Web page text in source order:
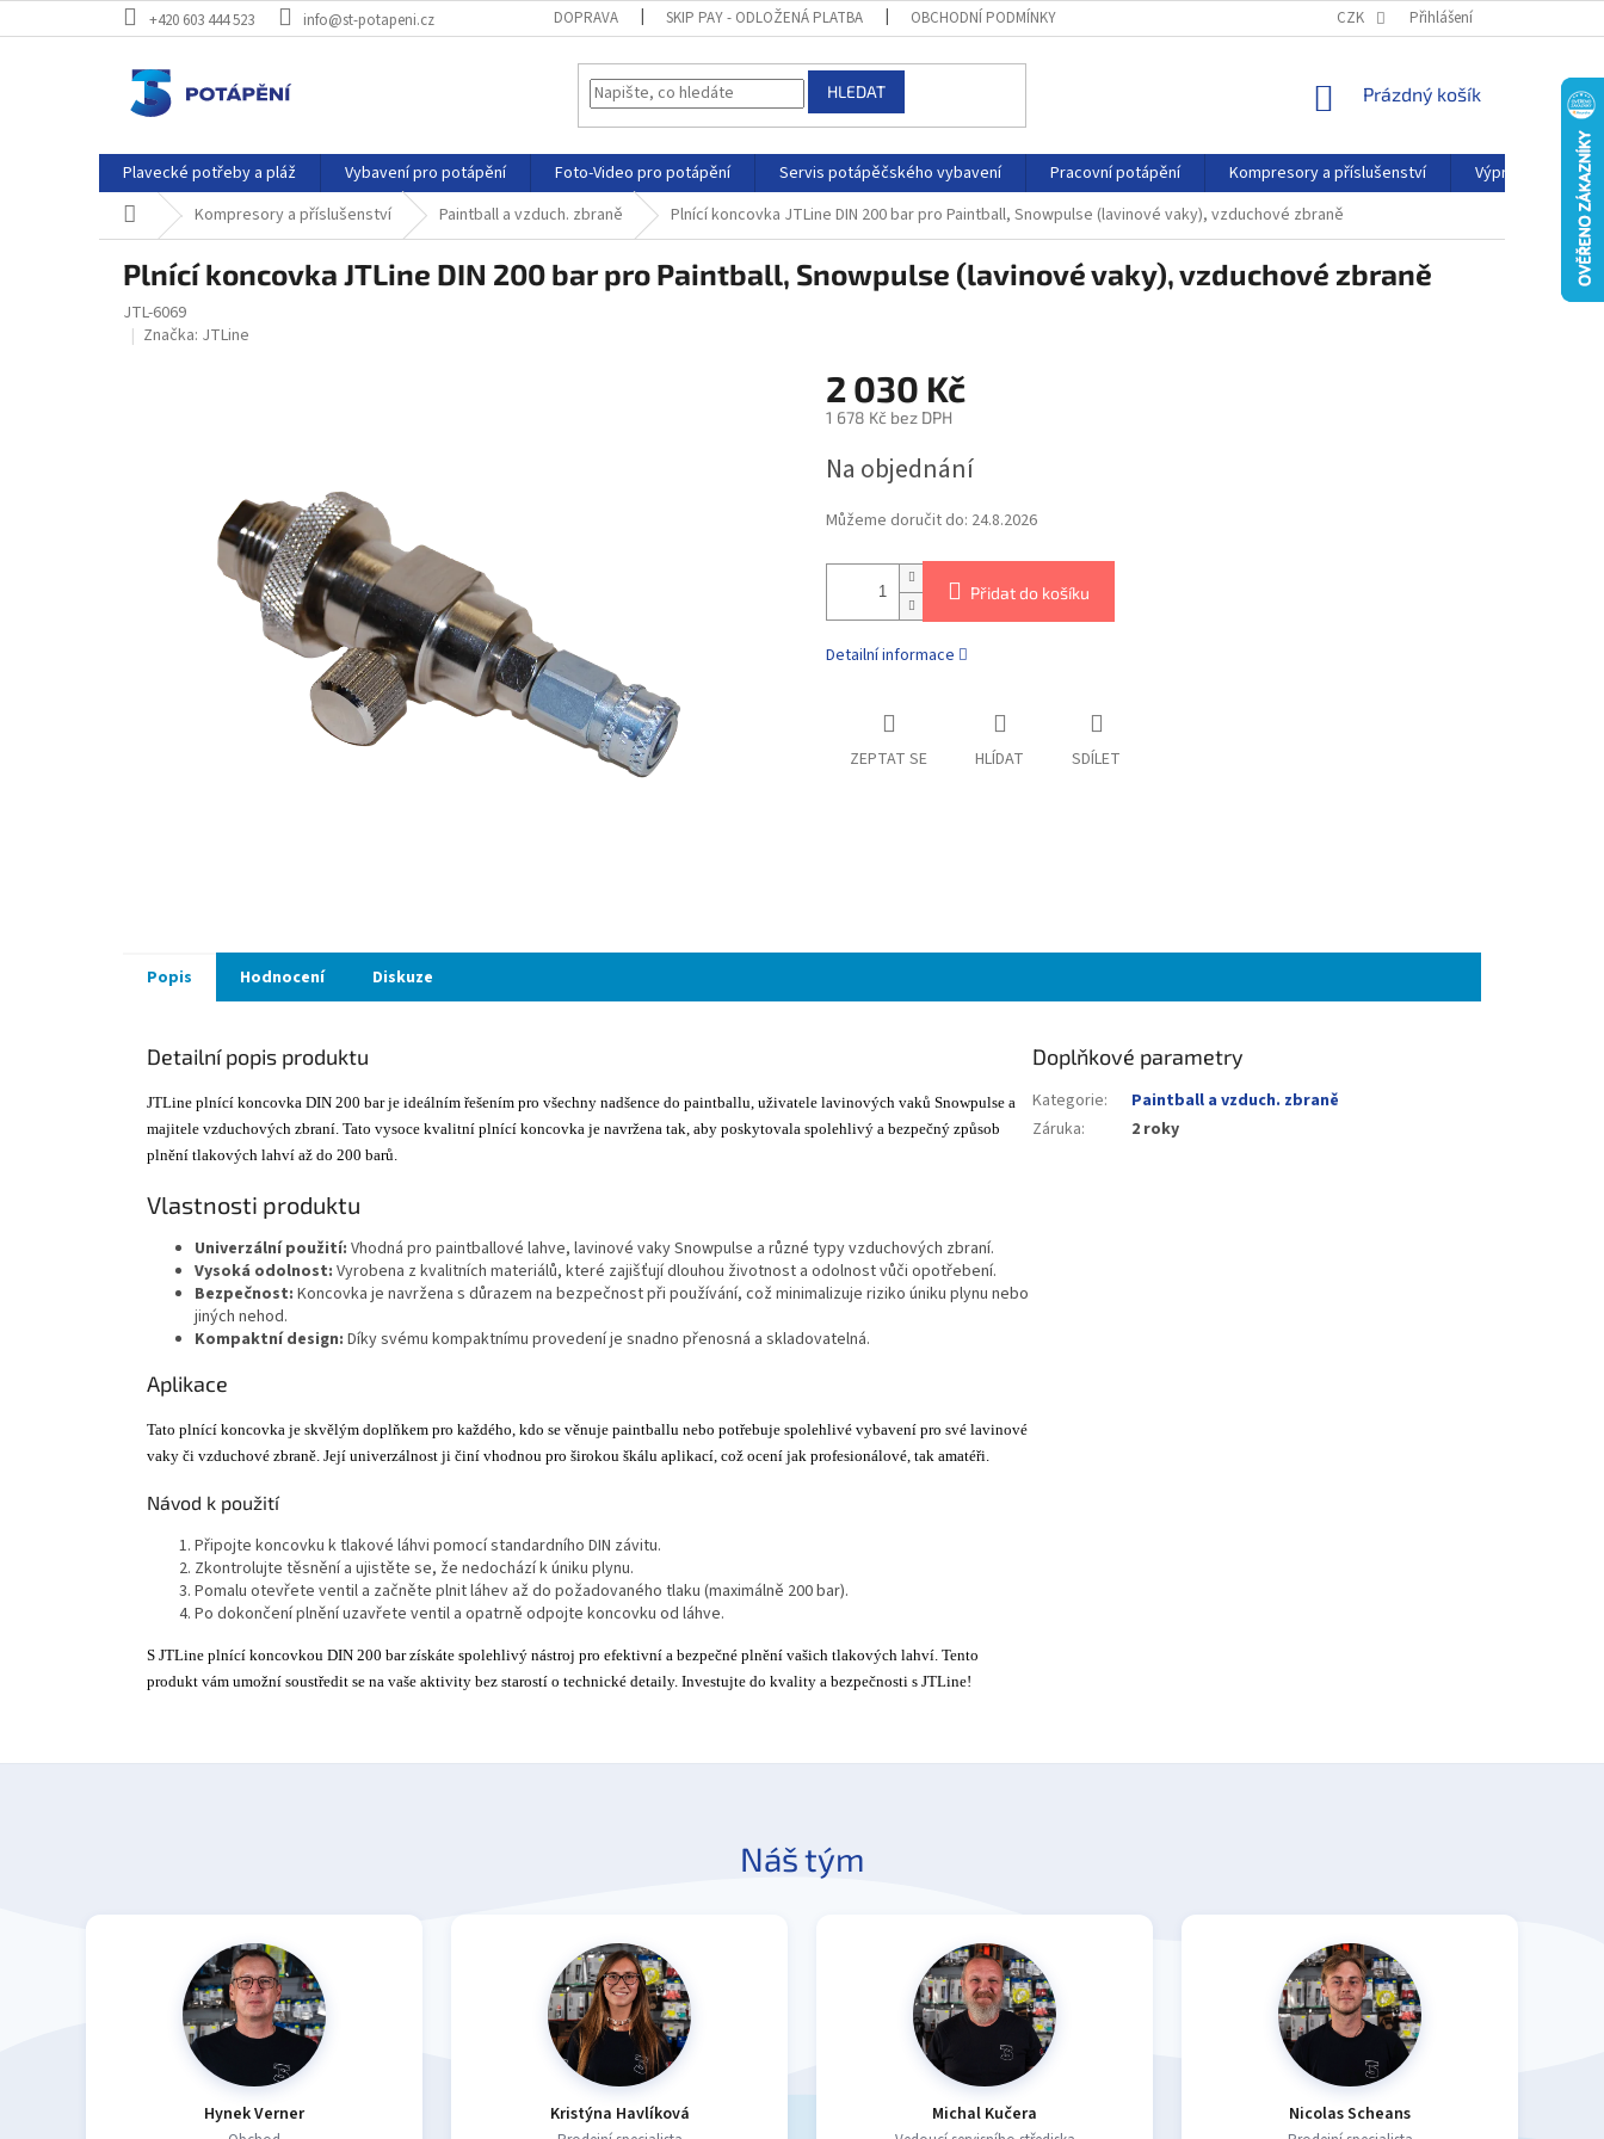
na
+420 603 444 523 info@st-potapeni.cz DOPRAVA SKIP PAY - ODLOŽENÁ PLATBA OBCHODNÍ PODMÍNKY PODMÍNKY OCHRANY OSOBNÍCH ÚDAJŮ KONTAKTY
CZK Přihlášení
HLEDAT
NÁKUPNÍ
Prázdný košík
Plavecké potřeby a pláž Vybavení pro potápění Foto-Video pro potápění Servis potápěčského vybavení Pracovní potápění Kompresory a příslušenství Výprodej
Domů Kompresory a příslušenství Paintball a vzduch. zbraně Plnící koncovka JTLine DIN 200 bar pro Paintball, Snowpulse (lavinové vaky), vzduchové zbraně
Plnící koncovka JTLine DIN 200 bar pro Paintball, Snowpulse (lavinové vaky), vzduchové zbraně
JTL-6069
Značka: JTLine
2 030 Kč
1 678 Kč bez DPH
Na objednání
Můžeme doručit do: 24.8.2026
Přidat do košíku
Detailní informace
ZEPTAT SE HLÍDAT SDÍLET
Popis Hodnocení Diskuze
Detailní popis produktu
JTLine plnící koncovka DIN 200 bar je ideálním řešením pro všechny nadšence do paintballu, uživatele lavinových vaků Snowpulse a
majitele vzduchových zbraní. Tato vysoce kvalitní plnící koncovka je navržena tak, aby poskytovala spolehlivý a bezpečný způsob
plnění tlakových lahví až do 200 barů.
Vlastnosti produktu
Univerzální použití: Vhodná pro paintballové lahve, lavinové vaky Snowpulse a různé typy vzduchových zbraní.
Vysoká odolnost: Vyrobena z kvalitních materiálů, které zajišťují dlouhou životnost a odolnost vůči opotřebení.
Bezpečnost: Koncovka je navržena s důrazem na bezpečnost při používání, což minimalizuje riziko úniku plynu nebo
jiných nehod.
Kompaktní design: Díky svému kompaktnímu provedení je snadno přenosná a skladovatelná.
Aplikace
Tato plnící koncovka je skvělým doplňkem pro každého, kdo se věnuje paintballu nebo potřebuje spolehlivé vybavení pro své lavinové
vaky či vzduchové zbraně. Její univerzálnost ji činí vhodnou pro širokou škálu aplikací, což ocení jak profesionálové, tak amatéři.
Návod k použití
Připojte koncovku k tlakové láhvi pomocí standardního DIN závitu.
Zkontrolujte těsnění a ujistěte se, že nedochází k úniku plynu.
Pomalu otevřete ventil a začněte plnit láhev až do požadovaného tlaku (maximálně 200 bar).
Po dokončení plnění uzavřete ventil a opatrně odpojte koncovku od láhve.
S JTLine plnící koncovkou DIN 200 bar získáte spolehlivý nástroj pro efektivní a bezpečné plnění vašich tlakových lahví. Tento
produkt vám umožní soustředit se na vaše aktivity bez starostí o technické detaily. Investujte do kvality a bezpečnosti s JTLine!
Doplňkové parametry
Kategorie:
Paintball a vzduch. zbraně
Záruka: 2 roky
Náš tým
Hynek Verner Kristýna Havlíková Michal Kučera Nicolas Scheans